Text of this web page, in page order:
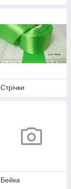
Стрічки
Бейка